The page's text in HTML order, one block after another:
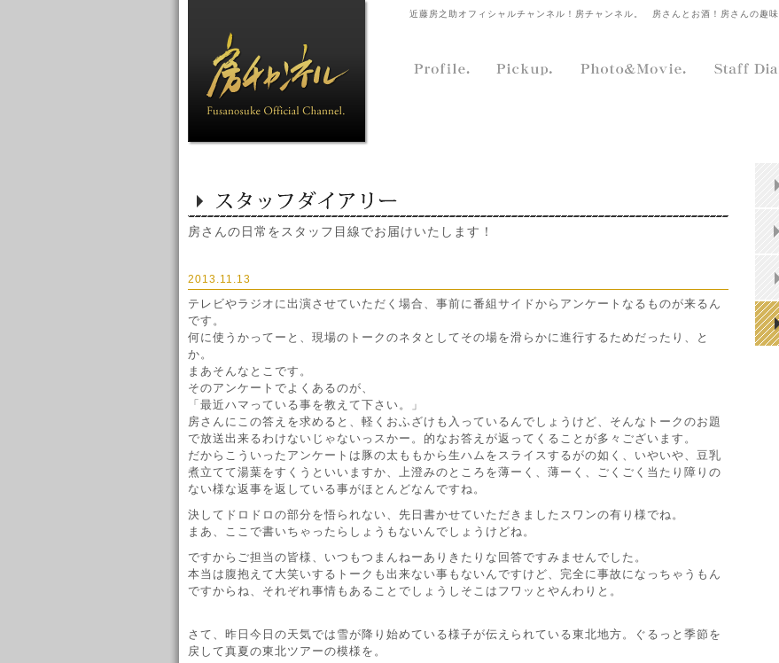
近藤房之助オフィシャルチャンネル！房チャンネル。 房さんとお酒！房さんの趣
房さんの日常をスタッフ目線でお届けいたします！
2013.11.13
テレビやラジオに出演させていただく場合、事前に番組サイドからアンケートなるものが来るん
です。
何に使うかってーと、現場のトークのネタとしてその場を滑らかに進行するためだったり、と
か。
まあそんなとこです。
そのアンケートでよくあるのが、
「最近ハマっている事を教えて下さい。」
房さんにこの答えを求めると、軽くおふざけも入っているんでしょうけど、そんなトークのお題
で放送出来るわけないじゃないっスかー。的なお答えが返ってくることが多々ございます。
だからこういったアンケートは豚の太ももから生ハムをスライスするがの如く、いやいや、豆乳
煮立てて湯葉をすくうといいますか、上澄みのところを薄ーく、薄ーく、ごくごく当たり障りの
ない様な返事を返している事がほとんどなんですね。
決してドロドロの部分を悟られない、先日書かせていただきましたスワンの有り様でね。
まあ、ここで書いちゃったらしょうもないんでしょうけどね。
ですからご担当の皆様、いつもつまんねーありきたりな回答ですみませんでした。
本当は腹抱えて大笑いするトークも出来ない事もないんですけど、完全に事故になっちゃうもん
ですからね、それぞれ事情もあることでしょうしそこはフワッとやんわりと。
さて、昨日今日の天気では雪が降り始めている様子が伝えられている東北地方。ぐるっと季節を
戻して真夏の東北ツアーの模様を。